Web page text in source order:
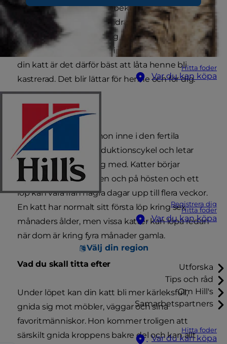
Hitta foder
Var du kan köpa
Registrera dig
Hitta foder
Var du kan köpa
Välj din region
Utforska
Tips och råd
Om Hill's
Samarbetspartners
Hitta foder
Var du kan köpa
bli en frustrerande och obekväm tid för både dig
och katten. Om hon å andra sidan kan para sig
så behöver du bereda dig på att ta hand om två
kattkullar per år! Om du inte planerar att avla på
din katt är det därför bäst att låta henne bli
kastrerad. Det blir lättar för henne och för dig.
När din katt löper är hon inne i den fertila
perioden av sin reproduktionscykel och letar
efter hanar att para sig med. Katter börjar
vanligtvis löpa på våren och på hösten och ett
löp kan vara från några dagar upp till flera veckor.
En katt har normalt sitt första löp kring sex
månaders ålder, men vissa katter kan löpa redan
när dom är kring fyra månader gamla.
Vad du skall titta efter
Under löpet kan din katt bli mer kärleksfull,
gnida sig mot möbler, väggar och sina
favoritmänniskor. Hon kommer troligen att
särskilt gnida kroppens bakre del och kan allt